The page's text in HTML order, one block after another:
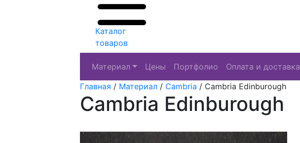
Каталог
товаров
Материал Цены Портфолио Оплата и доставка
Главная / Материал / Cambria / Cambria Edinburough
Cambria Edinburough